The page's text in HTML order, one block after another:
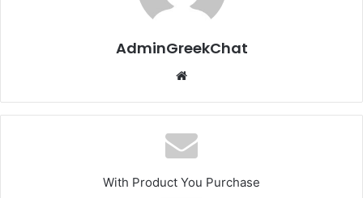
AdminGreekChat
With Product You Purchase